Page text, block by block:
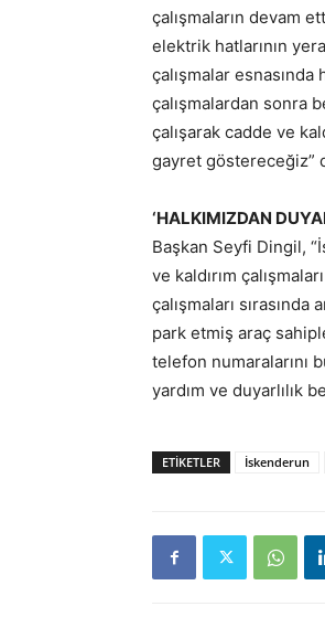
çalışmaların devam
elektrik hatlarının
çalışmalar esnasında
çalışmalardan sonra
çalışarak cadde ve
gayret göstereceğiz”
‘HALKIMIZDAN
Başkan Seyfi Dingil,
ve kaldırım
çalışmaları
park etmiş araç
telefon numaralarını
yardım ve duyarlılık
ETIKETLER İskenderun